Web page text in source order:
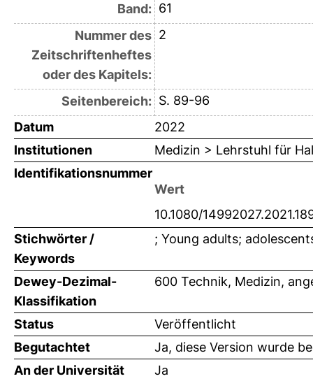
Band: 61
Nummer des
Zeitschriftenheftes
oder des Kapitels:
2
Seitenbereich: S. 89-96
Datum
2022
Institutionen
Medizin > Lehrstuhl für
Identifikationsnummer
Wert
10.1080/
Stichwörter /
Keywords
; Young adults;
Dewey-Dezimal-
Klassifikation
600 Technik, Medizin,
Status
Veröffentlicht
Begutachtet
Ja, diese Version wurde
An der Universität
Ja